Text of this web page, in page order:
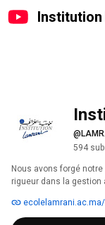
Institution
594
Nous avons forgé
rigueur dans la gestion